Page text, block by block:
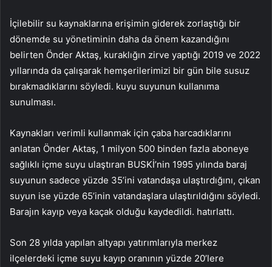
İçilebilir su kaynaklarına erişimin giderek zorlaştığı bir
dönemde su yönetiminin daha da önem kazandığını
belirten Önder Aktaş, kuraklığın zirve yaptığı 2019 ve 2022
yıllarında da çalışarak hemşerilerimizi bir gün bile susuz
bırakmadıklarını söyledi. kuyu suyunun kullanıma
sunulması.
Kaynakları verimli kullanmak için çaba harcadıklarını
anlatan Önder Aktaş, 1 milyon 500 binden fazla aboneye
sağlıklı içme suyu ulaştıran BUSKİ’nin 1995 yılında baraj
suyunun sadece yüzde 35’ini vatandaşa ulaştırdığını, çıkan
suyun ise yüzde 65’inin vatandaşlara ulaştırıldığını söyledi.
Barajın kayıp veya kaçak olduğu kaydedildi. hatırlattı.
Son 28 yılda yapılan altyapı yatırımlarıyla merkez
ilçelerdeki içme suyu kayıp oranının yüzde 20’lere